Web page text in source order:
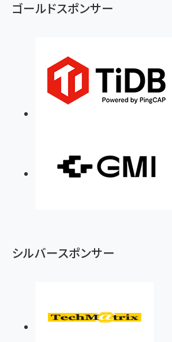
ゴールドスポンサー
シルバースポンサー